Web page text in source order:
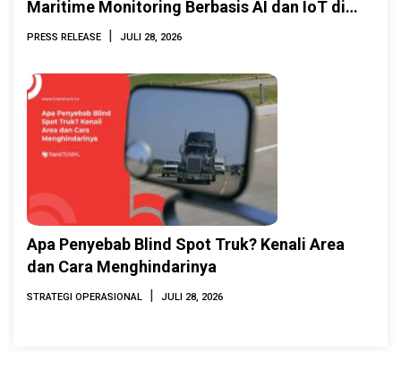
Maritime Monitoring Berbasis AI dan IoT di
INAMARINE 2026
PRESS RELEASE | JULI 28, 2026
Apa Penyebab Blind Spot Truk? Kenali Area
dan Cara Menghindarinya
STRATEGI OPERASIONAL | JULI 28, 2026